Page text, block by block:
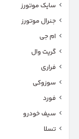
سایک موتورز
جنرال موتورز
ام جی
گریت وال
فراری
سوزوکی
فورد
سیف خودرو
تسلا